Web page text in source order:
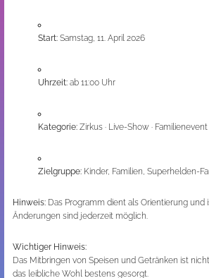
Start:Samstag, 11. April 2026
Uhrzeit:ab 11:00 Uhr
Kategorie:Zirkus · Live-Show · Familienevent
Zielgruppe:Kinder, Familien, Superhelden-
Hinweis: Das Programm dient als Orientierung und
Änderungen sind jederzeit möglich.
Wichtiger Hinweis:
Das Mitbringen von Speisen und Getränken ist
das leibliche Wohl bestens gesorgt.